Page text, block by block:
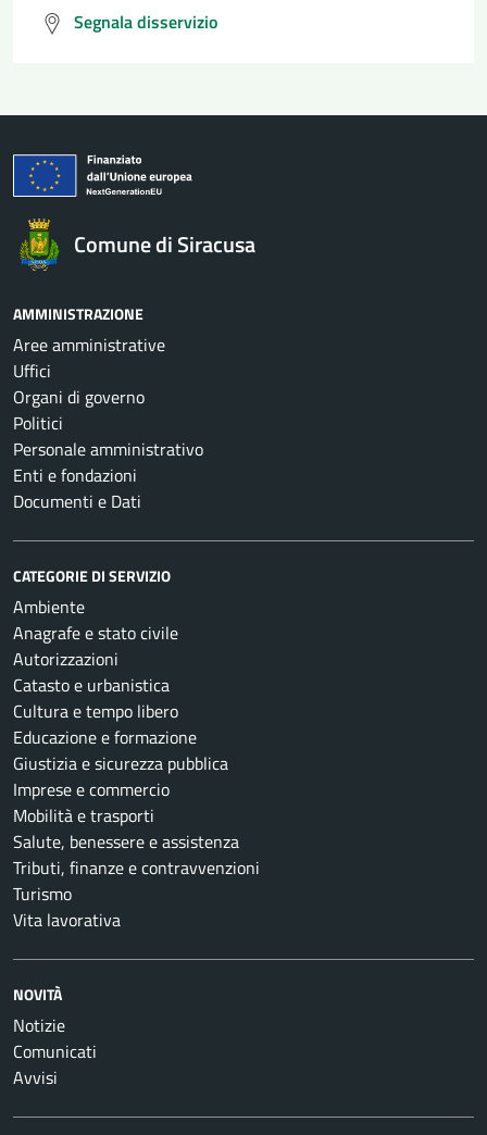
Segnala disservizio
Comune di Siracusa
AMMINISTRAZIONE
Aree amministrative
Uffici
Organi di governo
Politici
Personale amministrativo
Enti e fondazioni
Documenti e Dati
CATEGORIE DI SERVIZIO
Ambiente
Anagrafe e stato civile
Autorizzazioni
Catasto e urbanistica
Cultura e tempo libero
Educazione e formazione
Giustizia e sicurezza pubblica
Imprese e commercio
Mobilità e trasporti
Salute, benessere e assistenza
Tributi, finanze e contravvenzioni
Turismo
Vita lavorativa
NOVITÀ
Notizie
Comunicati
Avvisi